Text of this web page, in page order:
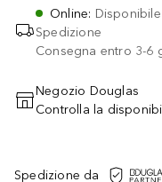
Online: Disponibile
Spedizione
Consegna entro 3-6
Negozio Douglas
Controlla la
Spedizione da